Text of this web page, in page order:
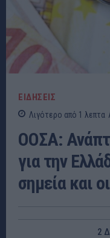
ΕΙΔΗΣΕΙΣ
Λιγότερο από 1 λεπτα
ΟΟΣΑ:
για την
σημεία και
2